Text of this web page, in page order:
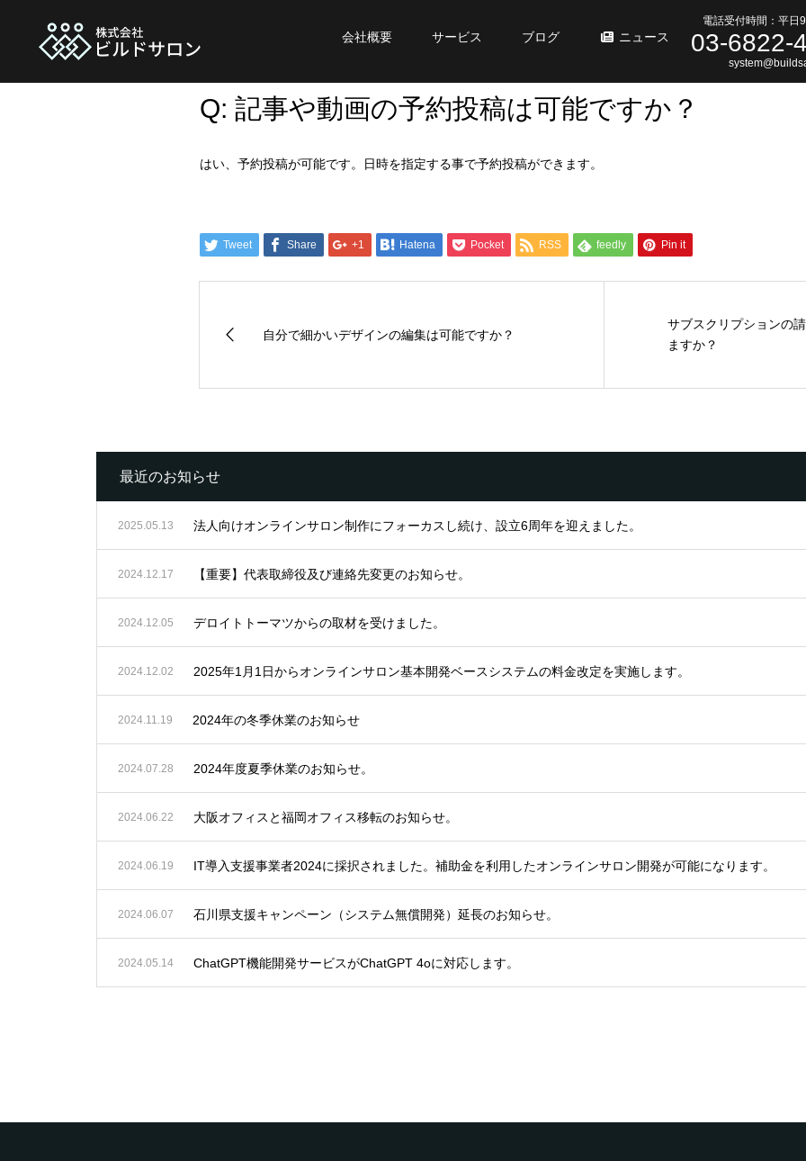
会社概要 サービス ブログ ニュース
電話受付時間：平日
03-6822-
Q: 記事や動画の予約投稿は可能ですか？
はい、予約投稿が可能です。日時を指定する事で予約投稿ができます。
Tweet Share +1 Hatena Pocket RSS feedly Pin it
自分で細かいデザインの編集は可能ですか？
サブスクリプションの
ますか？
最近のお知らせ
2025.05.13 法人向けオンラインサロン制作にフォーカスし続け、設立6周年を迎えました。
2024.12.17 【重要】代表取締役及び連絡先変更のお知らせ。
2024.12.05 デロイトトーマツからの取材を受けました。
2024.12.02 2025年1月1日からオンラインサロン基本開発ベースシステムの料金改定を実施します。
2024.11.19 2024年の冬季休業のお知らせ
2024.07.28 2024年度夏季休業のお知らせ。
2024.06.22 大阪オフィスと福岡オフィス移転のお知らせ。
2024.06.19 IT導入支援事業者2024に採択されました。補助金を利用したオンラインサロン開発が可能になります。
2024.06.07 石川県支援キャンペーン（システム無償開発）延長のお知らせ。
2024.05.14 ChatGPT機能開発サービスがChatGPT 4oに対応します。